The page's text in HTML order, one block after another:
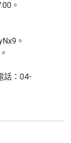
。
。
話：04-